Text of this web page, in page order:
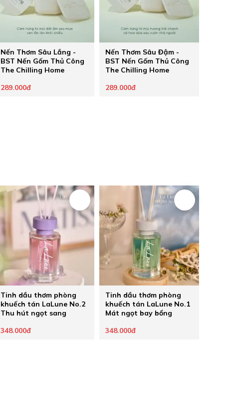
Nến Thơm Sâu Lắng -
BST Nến Gốm Thủ Công
The Chilling Home
289.000đ
Nến Thơm Sâu Đậm -
BST Nến Gốm Thủ Công
The Chilling Home
289.000đ
Tinh dầu thơm phòng
khuếch tán LaLune No.2
Thu hút ngọt sang
348.000đ
Tinh dầu thơm phòng
khuếch tán LaLune No.1
Mát ngọt bay bổng
348.000đ